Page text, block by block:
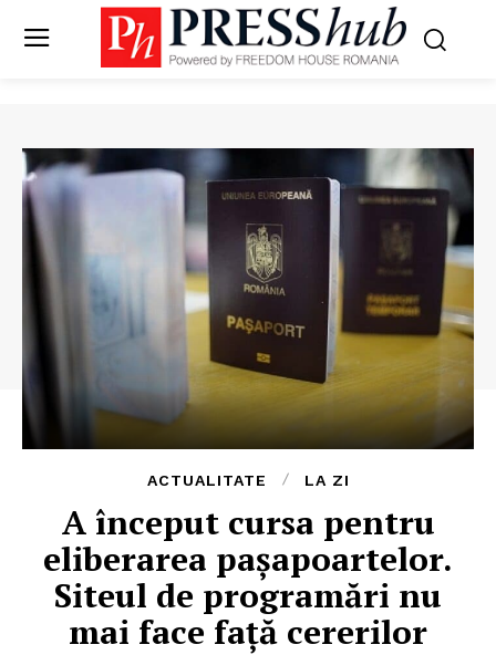
ACTUALITATE LA ZI
A început cursa pentru
eliberarea paşapoartelor.
Siteul de programări nu
mai face faţă cererilor